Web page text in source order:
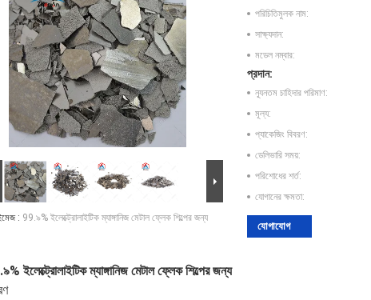
: 99.৯% ইলেক্ট্রোলাইটিক ম্যাঙ্গানিজ মেটাল ফ্লেক শিল্পের জন্য
পরিচিতিমুলক নাম:
সাক্ষ্যদান:
মডেল নম্বার:
প্রদান:
ন্যূনতম চাহিদার পরিমাণ:
মূল্য:
প্যাকেজিং বিবরণ:
ডেলিভারি সময়:
পরিশোধের শর্ত:
যোগানের ক্ষমতা:
যোগাযোগ
ইলেক্ট্রোলাইটিক ম্যাঙ্গানিজ মেটাল ফ্লেক শিল্পের জন্য